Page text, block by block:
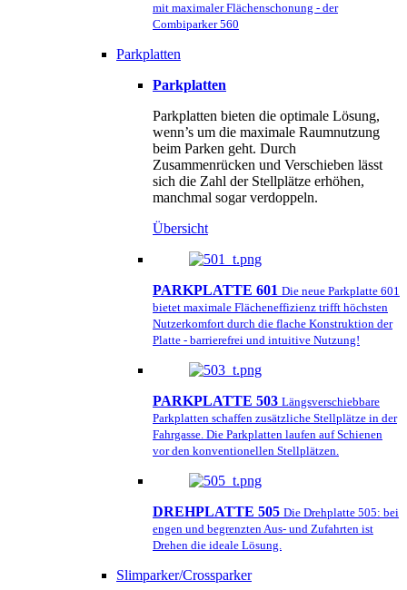
mit maximaler Flächenschonung - der
Combiparker 560
Parkplatten
Parkplatten
Parkplatten bieten die optimale Lösung,
wenn’s um die maximale Raumnutzung
beim Parken geht. Durch
Zusammenrücken und Verschieben lässt
sich die Zahl der Stellplätze erhöhen,
manchmal sogar verdoppeln.
Übersicht
PARKPLATTE 601 Die neue Parkplatte 601
bietet maximale Flächeneffizienz trifft höchsten
Nutzerkomfort durch die flache Konstruktion der
Platte - barrierefrei und intuitive Nutzung!
PARKPLATTE 503 Längsverschiebbare
Parkplatten schaffen zusätzliche Stellplätze in der
Fahrgasse. Die Parkplatten laufen auf Schienen
vor den konventionellen Stellplätzen.
DREHPLATTE 505 Die Drehplatte 505: bei
engen und begrenzten Aus- und Zufahrten ist
Drehen die ideale Lösung.
Slimparker/Crossparker